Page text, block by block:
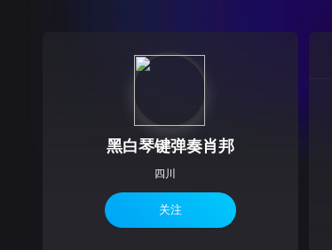
黑白琴键弹奏肖邦
四川
关注